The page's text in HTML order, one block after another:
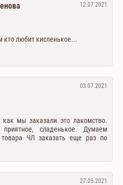
12.07.2021
кто любит кисленькое...
03.07.2021
мы заказали это лакомство.
приятное, сладенькое. Думаем
ЧЛ заказать еще раз по
27.05.2021